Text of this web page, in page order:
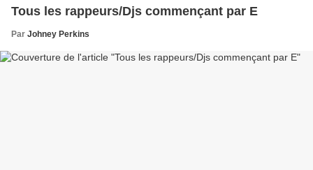
Tous les rappeurs/Djs commençant par E
Par Johney Perkins